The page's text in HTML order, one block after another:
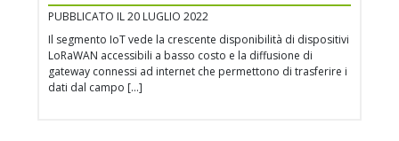
PUBBLICATO IL 20 LUGLIO 2022
Il segmento IoT vede la crescente disponibilità di dispositivi
LoRaWAN accessibili a basso costo e la diffusione di
gateway connessi ad internet che permettono di trasferire i
dati dal campo […]